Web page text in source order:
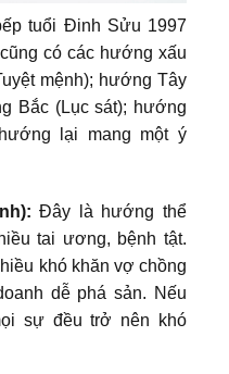
tuổi Đinh Sửu 1997
có các hướng xấu
mệnh); hướng Tây
Bắc (Lục sát); hướng
lại mang một ý
Đây là hướng thể
tai ương, bệnh tật.
khó khăn vợ chồng
dễ phá sản. Nếu
sự đều trở nên khó